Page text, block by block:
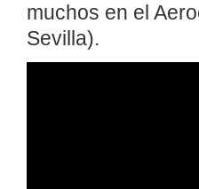
muchos en el
Sevilla).